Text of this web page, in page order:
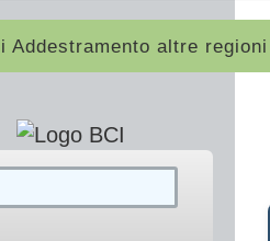
Addestramento altre regioni